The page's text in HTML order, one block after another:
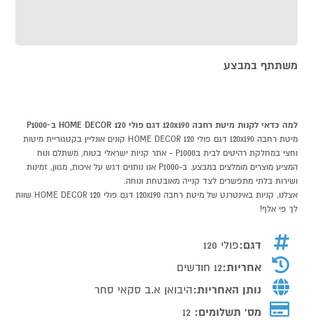
משתתף במבצע
למה כדאי לקנות מיטת רחבה 120x190 דגם פולי 120 HOME DECOR ב-P1000
מיטת רחבה 120x190 דגם פולי 120 HOME DECOR קונים אונליין בקטגוריית מיטות
וחצי במחלקת רהיטים לבית בP1000 - אתר קניות ישראלי בטוח, משתלם ונוח
המציע מוצרים מומלצים במבצע. ב-P1000 אנו נותנים דגש על איכות, מגוון, זמינות
ושירות בלתי מתפשרים לצד קנייה מאובטחת ונוחה.
אצלנו, קניות באינטרנט של מיטת רחבה 120x190 דגם פולי 120 HOME DECOR שוות
לך פי אלף!
דגם:פולי 120
אחריות:12 חודשים
נותן האחריות:היבואן א.ב סקאי סחר
מס' תשלומים: 12